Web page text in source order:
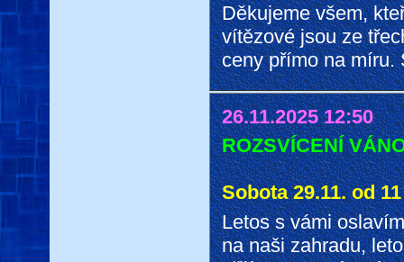
Děkujeme všem,
vítězové jsou ze
ceny přímo na míru.
26.11.2025 12:50
ROZSVÍCENÍ
Sobota 29.11. od
Letos s vámi
na naši zahradu,